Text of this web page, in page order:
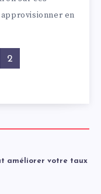
en
2
améliorer votre taux